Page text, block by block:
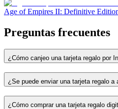
Age of Empires II: Definitive
Preguntas frecuentes
¿Cómo canjeo una tarjeta regalo por
¿Se puede enviar una tarjeta regalo a
¿Cómo comprar una tarjeta regalo